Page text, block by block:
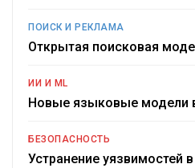
ПОИСК И РЕКЛАМА
Открытая поисковая
ИИ И ML
Новые языковые модели
БЕЗОПАСНОСТЬ
Устранение уязвимостей